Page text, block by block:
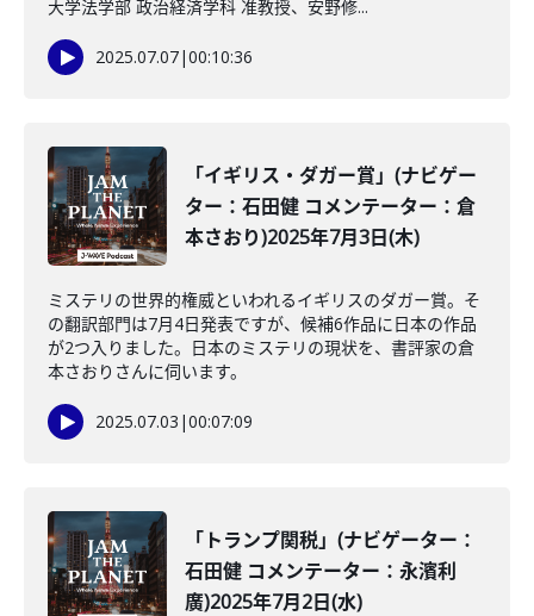
大学法学部 政治経済学科 准教授、安野修...
2025.07.07|00:10:36
「イギリス・ダガー賞」(ナビゲー
ター：石田健 コメンテーター：倉
本さおり)2025年7月3日(木)
ミステリの世界的権威といわれるイギリスのダガー賞。そ
の翻訳部門は7月4日発表ですが、候補6作品に日本の作品
が2つ入りました。日本のミステリの現状を、書評家の倉
本さおりさんに伺います。
2025.07.03 |00:07:09
「トランプ関税」(ナビゲーター：
石田健 コメンテーター：永濱利
廣)2025年7月2日(水)